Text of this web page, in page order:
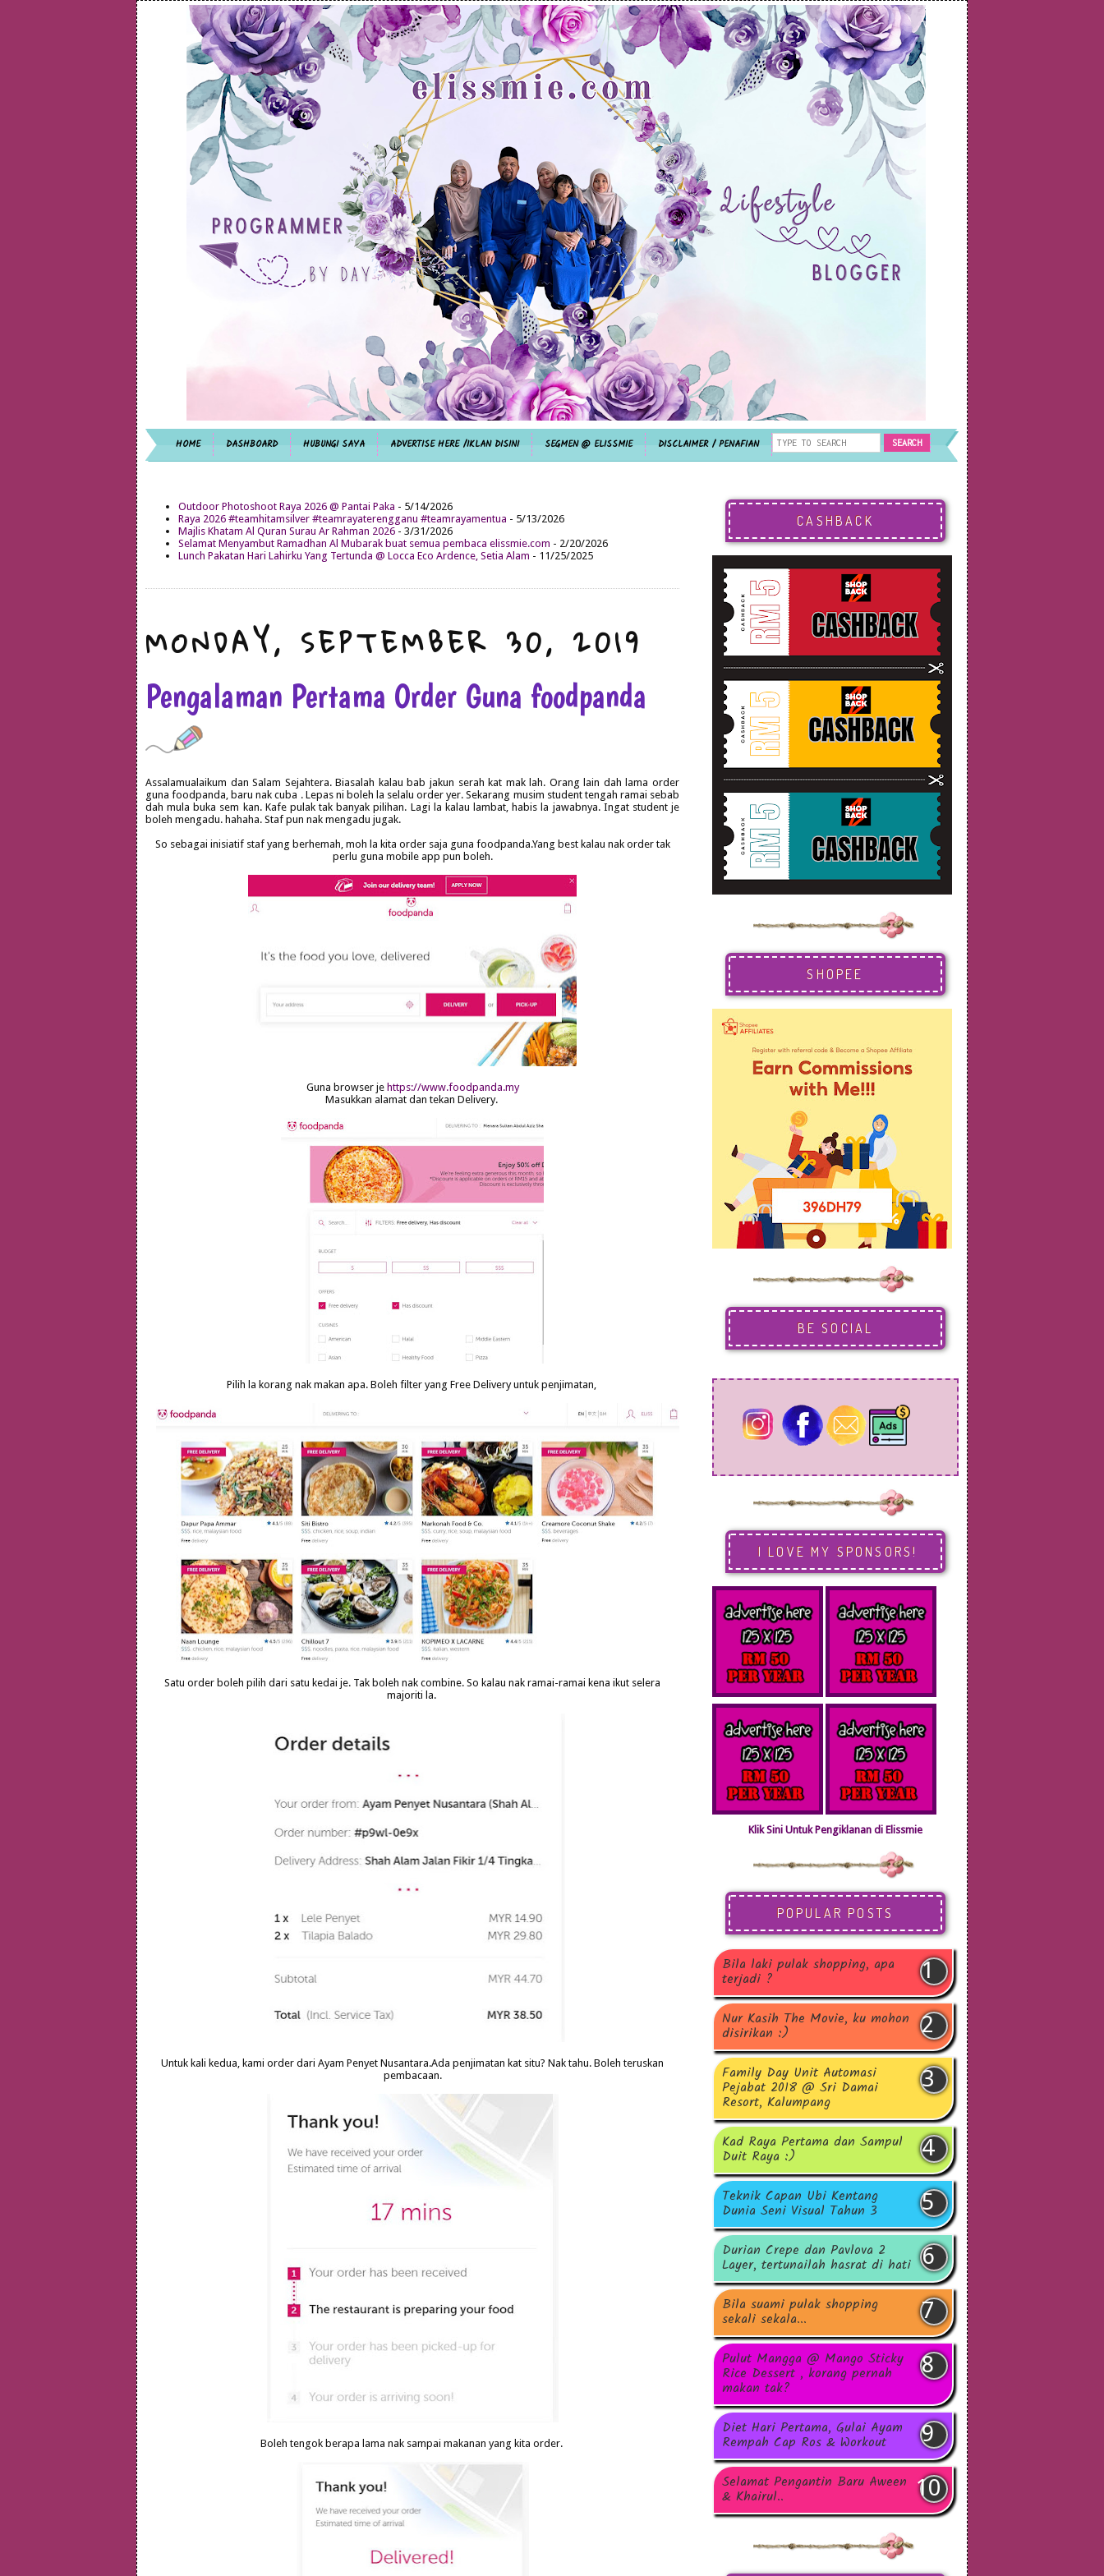
HOME DASHBOARD HUBUNGI SAYA ADVERTISE HERE /IKLAN DISINI SEGMEN @ ELISSMIE DISCLAIMER / PENAFIAN
Outdoor Photoshoot Raya 2026 @ Pantai Paka - 5/14/2026
Raya 2026 #teamhitamsilver #teamrayaterengganu #teamrayamentua - 5/13/2026
Majlis Khatam Al Quran Surau Ar Rahman 2026 - 3/31/2026
Selamat Menyambut Ramadhan Al Mubarak buat semua pembaca elissmie.com - 2/20/2026
Lunch Pakatan Hari Lahirku Yang Tertunda @ Locca Eco Ardence, Setia Alam - 11/25/2025
MONDAY, SEPTEMBER 30, 2019
Pengalaman Pertama Order Guna foodpanda
Assalamualaikum dan Salam Sejahtera. Biasalah kalau bab jakun serah kat mak lah. Orang lain dah lama order
guna foodpanda, baru nak cuba . Lepas ni boleh la selalu order yer. Sekarang musim student tengah ramai sebab
dah mula buka sem kan. Kafe pulak tak banyak pilihan. Lagi la kalau lambat, habis la jawabnya. Ingat student je
boleh mengadu. hahaha. Staf pun nak mengadu jugak.
So sebagai inisiatif staf yang berhemah, moh la kita order saja guna foodpanda.Yang best kalau nak order tak
perlu guna mobile app pun boleh.
Guna browser je https://www.foodpanda.my
Masukkan alamat dan tekan Delivery.
Pilih la korang nak makan apa. Boleh filter yang Free Delivery untuk penjimatan,
Satu order boleh pilih dari satu kedai je. Tak boleh nak combine. So kalau nak ramai-ramai kena ikut selera
majoriti la.
Untuk kali kedua, kami order dari Ayam Penyet Nusantara.Ada penjimatan kat situ? Nak tahu. Boleh teruskan
pembacaan.
Boleh tengok berapa lama nak sampai makanan yang kita order.
CASHBACK
SHOPEE
BE SOCIAL
I LOVE MY SPONSORS!
Klik Sini Untuk Pengiklanan di Elissmie
POPULAR POSTS
Bila laki pulak shopping, apa
terjadi ?
Nur Kasih The Movie, ku mohon
disirikan :)
Family Day Unit Automasi
Pejabat 2018 @ Sri Damai
Resort, Kalumpang
Kad Raya Pertama dan Sampul
Duit Raya :)
Teknik Capan Ubi Kentang
Dunia Seni Visual Tahun 3
Durian Crepe dan Pavlova 2
Layer, tertunailah hasrat di hati
Bila suami pulak shopping
sekali sekala...
Pulut Mangga @ Mango Sticky
Rice Dessert , korang pernah
makan tak?
Diet Hari Pertama, Gulai Ayam
Rempah Cap Ros & Workout
Selamat Pengantin Baru Aween
& Khairul..